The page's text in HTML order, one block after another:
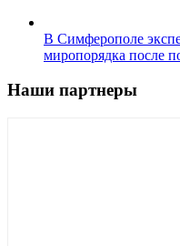
В Симферополе
миропорядка после
Наши партнеры